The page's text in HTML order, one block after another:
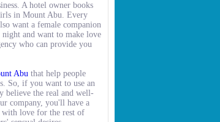
A hotel owner books
in Mount Abu. Every
want a female companion
and want to make love
who can provide you
Abu that help people
So, if you want to use an
believe the real and well-
company, you'll have a
with love for the rest of